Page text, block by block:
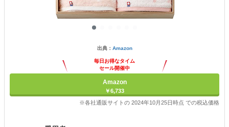
出典： Amazon
毎日お得なタイム
セール開催中
Amazon
￥6,733
※各社通販サイトの 2024年10月25日時点 での税込価格